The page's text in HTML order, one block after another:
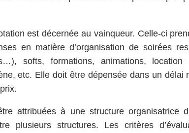
est décernée au vainqueur. Celle-ci
en matière d’organisation de soirées
softs, formations, animations, location
etc. Elle doit être dépensée dans un délai
attribuées à une structure organisatrice
plusieurs structures. Les critères